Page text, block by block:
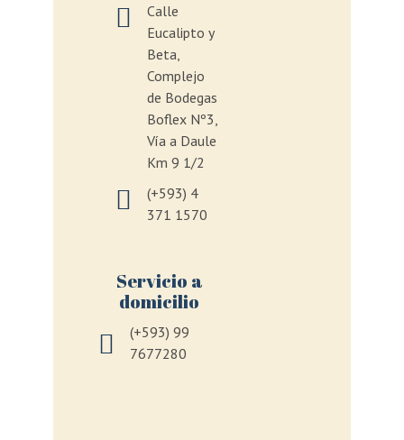
Calle
Eucalipto y
Beta,
Complejo
de Bodegas
Boflex Nº3,
Vía a Daule
Km 9 1/2
(+593) 4
371 1570
Servicio a
domicilio
(+593) 99
7677280